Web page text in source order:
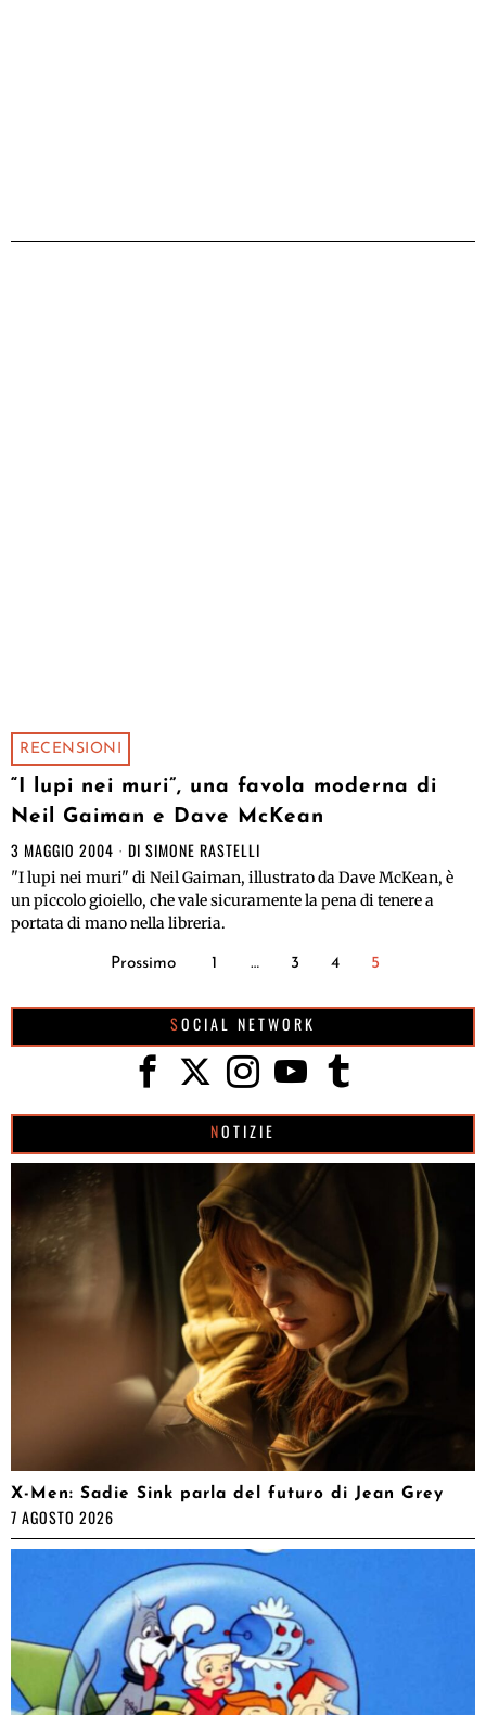
RECENSIONI
“I lupi nei muri”, una favola moderna di
Neil Gaiman e Dave McKean
3 MAGGIO 2004 DI SIMONE RASTELLI
"I lupi nei muri" di Neil Gaiman, illustrato da Dave McKean, è
un piccolo gioiello, che vale sicuramente la pena di tenere a
portata di mano nella libreria.
Prossimo 1 … 3 4 5
SOCIAL NETWORK
NOTIZIE
X-Men: Sadie Sink parla del futuro di Jean Grey
7 AGOSTO 2026